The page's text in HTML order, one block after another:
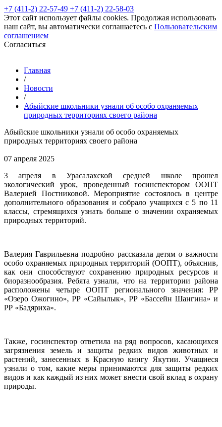
+7 (411-2) 22-57-49 +7 (411-2) 22-58-03
Этот сайт использует файлы cookies. Продолжая использовать
наш сайт, вы автоматически соглашаетесь с Пользовательским
соглашением
Согласиться
Главная
/
Новости
/
Абыйские школьники узнали об особо охраняемых
природных территориях своего района
Абыйские школьники узнали об особо охраняемых
природных территориях своего района
07 апреля 2025
3 апреля в Урасалахской средней школе прошел
экологический урок, проведенный госинспектором ООПТ
Валерией Постниковой. Мероприятие состоялось в центре
дополнительного образования и собрало учащихся с 5 по 11
классы, стремящихся узнать больше о значении охраняемых
природных территорий.
Валерия Гаврильевна подробно рассказала детям о важности
особо охраняемых природных территорий (ООПТ), объяснив,
как они способствуют сохранению природных ресурсов и
биоразнообразия. Ребята узнали, что на территории района
расположены четыре ООПТ регионального значения: РР
«Озеро Ожогино», РР «Сайылык», РР «Бассейн Шангина» и
РР «Бадяриха».
Также, госинспектор ответила на ряд вопросов, касающихся
загрязнения земель и защиты редких видов животных и
растений, занесенных в Красную книгу Якутии. Учащиеся
узнали о том, какие меры принимаются для защиты редких
видов и как каждый из них может внести свой вклад в охрану
природы.